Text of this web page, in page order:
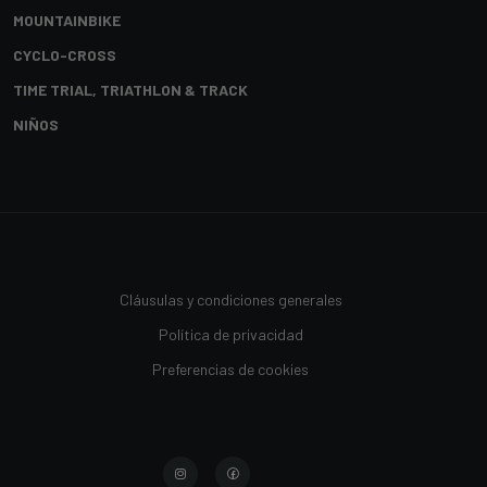
MOUNTAINBIKE
CYCLO-CROSS
TIME TRIAL, TRIATHLON & TRACK
NIÑOS
Cláusulas y condiciones generales
Política de privacidad
Preferencias de cookies